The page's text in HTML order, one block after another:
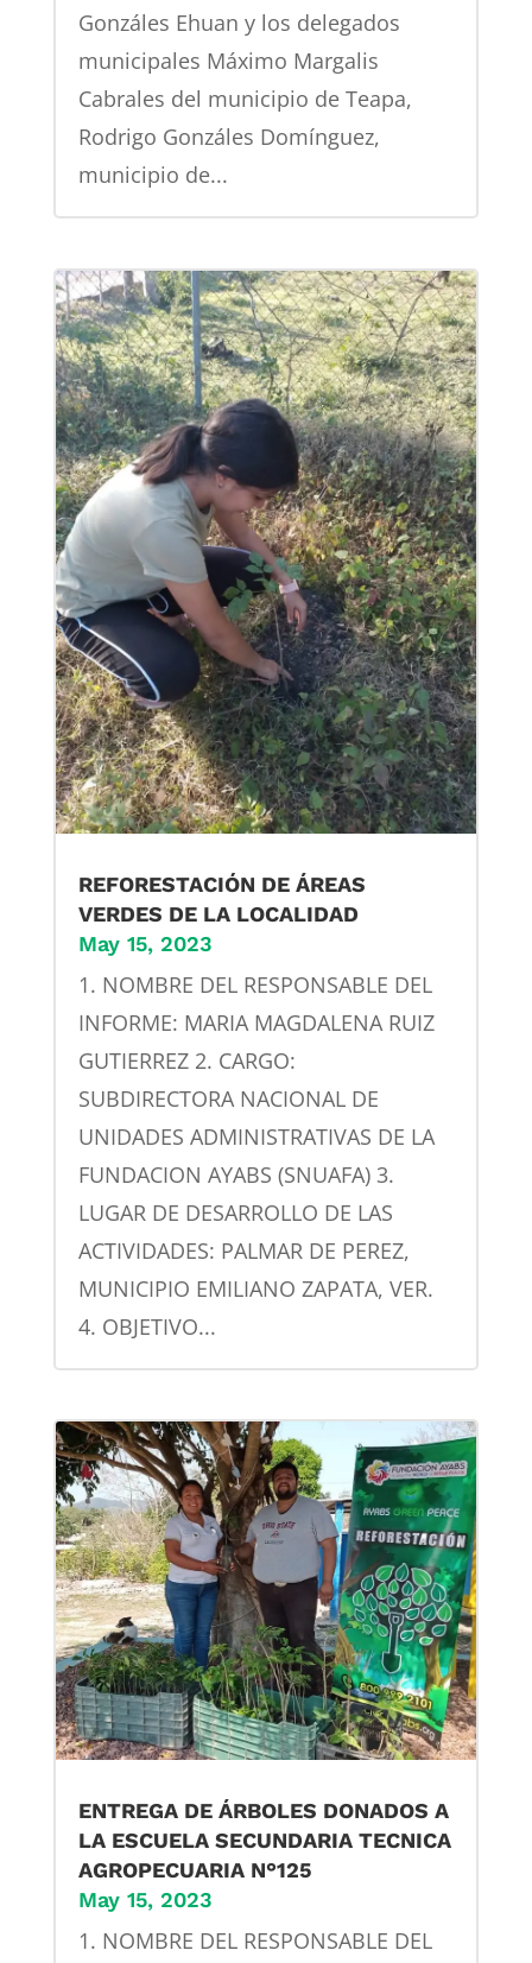
Gonzáles Ehuan y los delegados
municipales Máximo Margalis
Cabrales del municipio de Teapa,
Rodrigo Gonzáles Domínguez,
municipio de...
REFORESTACIÓN DE ÁREAS
VERDES DE LA LOCALIDAD
May 15, 2023
1. NOMBRE DEL RESPONSABLE DEL
INFORME: MARIA MAGDALENA RUIZ
GUTIERREZ 2. CARGO:
SUBDIRECTORA NACIONAL DE
UNIDADES ADMINISTRATIVAS DE LA
FUNDACION AYABS (SNUAFA) 3.
LUGAR DE DESARROLLO DE LAS
ACTIVIDADES: PALMAR DE PEREZ,
MUNICIPIO EMILIANO ZAPATA, VER.
4. OBJETIVO...
ENTREGA DE ÁRBOLES DONADOS A
LA ESCUELA SECUNDARIA TECNICA
AGROPECUARIA N°125
May 15, 2023
1. NOMBRE DEL RESPONSABLE DEL